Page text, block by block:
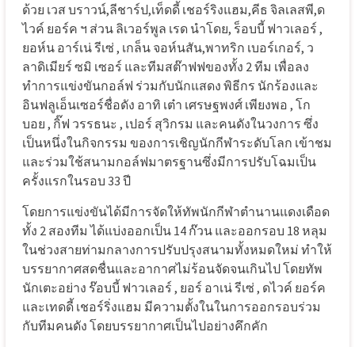
ด้วย เวส บราวน์,ลีชาร์ป,เท็ดดี้ เชอร์ริงแฮม,คีธ จิลเลสพี,ด
ไวค์ ยอร์ค ฯ ส่วน ลิเวอร์พูล เรด นำโดย, ร็อบบี้ ฟาวเลอร์ ,
ยอห์น อาร์เน่ รีเซ่ , เกล็น จอห์นสัน,พาทริก เบอร์เกอร์, ว
ลาดิเมียร์ ซมิ เซอร์ และทีมสต๊าฟฟของทั้ง 2 ทีม เพื่อลง
ทำการแข่งขันกอล์ฟ ร่วมกับนักแสดง พิธีกร นักร้องและ
อินฟลูเอ็นเซอร์ชื่อดัง อาทิ เต๋า เศรษฐพงศ์ เพียงพอ , โก
บอย , กิ๊ฟ วรรธนะ , เปอร์ สุวิกรม และคนดังในวงการ ซึ่ง
เป็นหนึ่งในกิจกรรม ของการเชิญนักกีฬาระดับโลก เข้าชม
และร่วมใช้สนามกอล์ฟมาตรฐานซึ่งมีการปรับโฉมเป็น
ครั้งแรกในรอบ 33 ปี
โดยการแข่งขันได้มีการจัดให้ทัพนักกีฬาตำนานแดงเดือด
ทั้ง 2 สองทีม ได้แบ่งออกเป็น 14 ก๊วน และออกรอบ 18 หลุม
ในช่วงสายท่ามกลางการปรับปรุงสนามทั้งหมดใหม่ ทำให้
บรรยากาศสดชื่นและอากาศไม่ร้อนจัดจนเกินไป โดยทัพ
นักเตะอย่าง ร๊อบบี้ ฟาวเลอร์ , ยอร์ อาเน่ รีเซ่ , ดไวค์ ยอร์ค
และเทดดี้ เชอร์ริ่งแฮม มีความตั้งในในการออกรอบร่วม
กับทีมคนดัง โดยบรรยากาศเป็นไปอย่างคึกคัก